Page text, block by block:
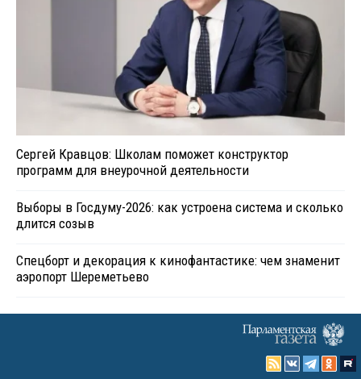
Сергей Кравцов: Школам поможет конструктор
программ для внеурочной деятельности
Выборы в Госдуму-2026: как устроена система и сколько
длится созыв
Спецборт и декорация к кинофантастике: чем знаменит
аэропорт Шереметьево